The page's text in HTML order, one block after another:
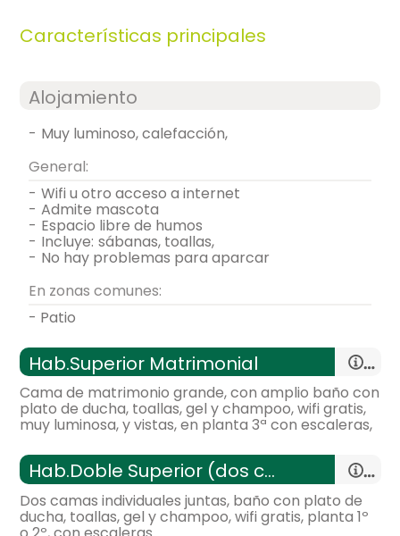
Características principales
Alojamiento
-
muy luminoso, calefacción,
General:
-
wifi u otro acceso a internet
- admite mascota
- espacio libre de humos
- incluye: sábanas, toallas,
-
no hay problemas para aparcar
En zonas comunes:
- Patio
Hab.Superior Matrimonial
Cama de matrimonio grande, con amplio baño con
plato de ducha, toallas, gel y champoo, wifi gratis,
muy luminosa, y vistas, en planta 3ª con escaleras,
-
habitación con: 1 Habitación
-
14 m²,
General:
Hab.Doble Superior (dos camas)
Dos camas individuales juntas, baño con plato de
ducha, toallas, gel y champoo, wifi gratis, planta 1º